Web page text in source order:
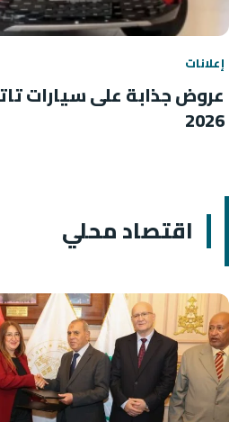
إعلانات
عروض جذابة على سيارات
2026
اقتصاد محلي